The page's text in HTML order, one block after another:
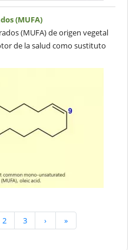
(MUFA)
(MUFA) de origen vegetal
de la salud como sustituto
2 3 › »